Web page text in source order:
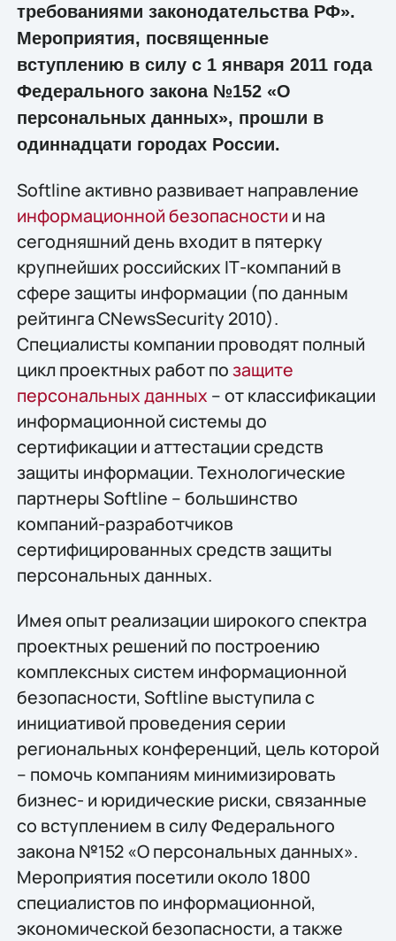
требованиями законодательства РФ».
Мероприятия, посвященные
вступлению в силу с 1 января 2011 года
Федерального закона №152 «О
персональных данных», прошли в
одиннадцати городах России.
Softline активно развивает направление
информационной безопасности и на
сегодняшний день входит в пятерку
крупнейших российских IТ-компаний в
сфере защиты информации (по данным
рейтинга CNewsSecurity 2010).
Специалисты компании проводят полный
цикл проектных работ позащите
персональных данных – от классификации
информационной системы до
сертификации и аттестации средств
защиты информации. Технологические
партнеры Softline – большинство
компаний-разработчиков
сертифицированных средств защиты
персональных данных.
Имея опыт реализации широкого спектра
проектных решений по построению
комплексных систем информационной
безопасности, Softline выступила с
инициативой проведения серии
региональных конференций, цель которой
– помочь компаниям минимизировать
бизнес- и юридические риски, связанные
со вступлением в силу Федерального
закона №152 «О персональных данных».
Мероприятия посетили около 1800
специалистов по информационной,
экономической безопасности, а также